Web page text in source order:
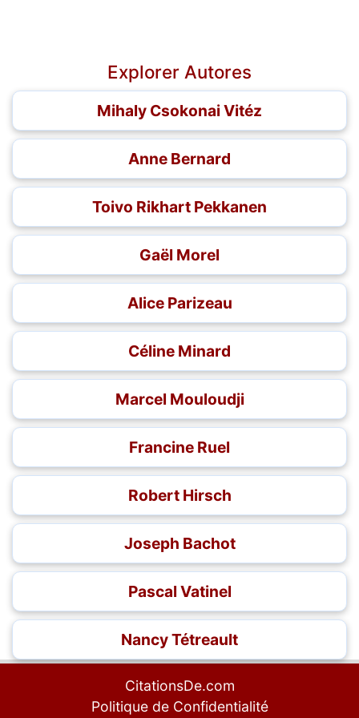
Explorer Autores
Mihaly Csokonai Vitéz
Anne Bernard
Toivo Rikhart Pekkanen
Gaël Morel
Alice Parizeau
Céline Minard
Marcel Mouloudji
Francine Ruel
Robert Hirsch
Joseph Bachot
Pascal Vatinel
Nancy Tétreault
CitationsDe.com
Politique de Confidentialité